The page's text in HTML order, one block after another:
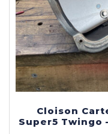
Cloison
Super5 Twingo